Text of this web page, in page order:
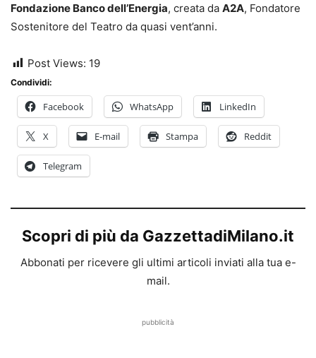
Fondazione Banco dell’Energia, creata da A2A, Fondatore
Sostenitore del Teatro da quasi vent’anni.
Post Views: 19
Condividi:
Facebook WhatsApp LinkedIn
X E-mail Stampa Reddit
Telegram
Scopri di più da GazzettadiMilano.it
Abbonati per ricevere gli ultimi articoli inviati alla tua e-
mail.
pubblicità